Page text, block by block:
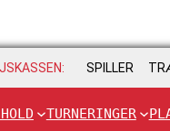
SPILLER
TURNERINGER